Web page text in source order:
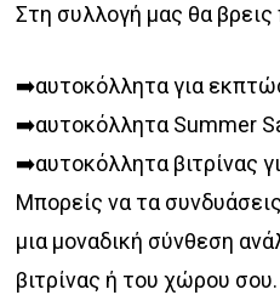
Στη συλλογή μας θα
➡️αυτοκόλλητα για
➡️αυτοκόλλητα Summer
➡️αυτοκόλλητα βιτρίνας
Μπορείς να τα
μια μοναδική σύνθεση
βιτρίνας ή του χώρου σου.